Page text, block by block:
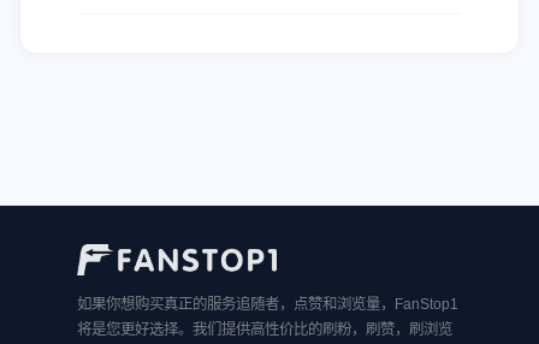
如果你想购买真正的服务追随者，点赞和浏览量，FanStop1
将是您更好选择。我们提供高性价比的刷粉，刷赞，刷浏览